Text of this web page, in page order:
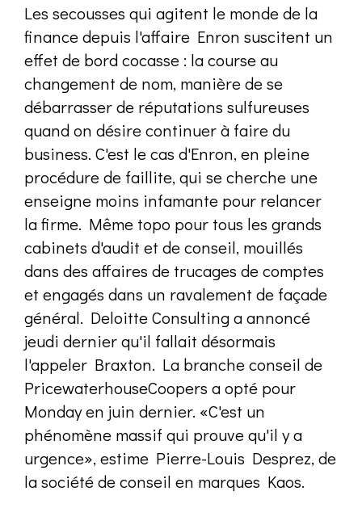
Les secousses qui agitent le monde de la
finance depuis l'affaire Enron suscitent un
effet de bord cocasse : la course au
changement de nom, manière de se
débarrasser de réputations sulfureuses
quand on désire continuer à faire du
business. C'est le cas d'Enron, en pleine
procédure de faillite, qui se cherche une
enseigne moins infamante pour relancer
la firme. Même topo pour tous les grands
cabinets d'audit et de conseil, mouillés
dans des affaires de trucages de comptes
et engagés dans un ravalement de façade
général. Deloitte Consulting a annoncé
jeudi dernier qu'il fallait désormais
l'appeler Braxton. La branche conseil de
PricewaterhouseCoopers a opté pour
Monday en juin dernier. «C'est un
phénomène massif qui prouve qu'il y a
urgence», estime Pierre-Louis Desprez, de
la société de conseil en marques Kaos.